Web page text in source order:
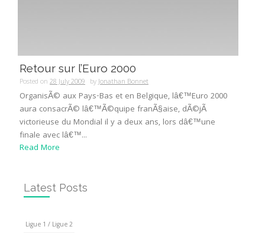
Retour sur l’Euro 2000
Posted on 28 July 2009 byJonathan Bonnet
OrganisÃ© aux Pays-Bas et en Belgique, lâ€™Euro 2000
aura consacrÃ© lâ€™Ã©quipe franÃ§aise, dÃ©jÃ
victorieuse du Mondial il y a deux ans, lors dâ€™une
finale avec lâ€™...
Read More
Latest Posts
Ligue 1 / Ligue 2